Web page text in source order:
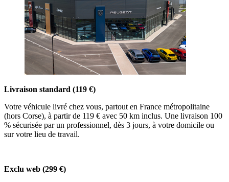
Livraison standard (119 €)
Votre véhicule livré chez vous, partout en France métropolitaine
(hors Corse), à partir de 119 € avec 50 km inclus. Une livraison 100
% sécurisée par un professionnel, dès 3 jours, à votre domicile ou
sur votre lieu de travail.
Exclu web (299 €)